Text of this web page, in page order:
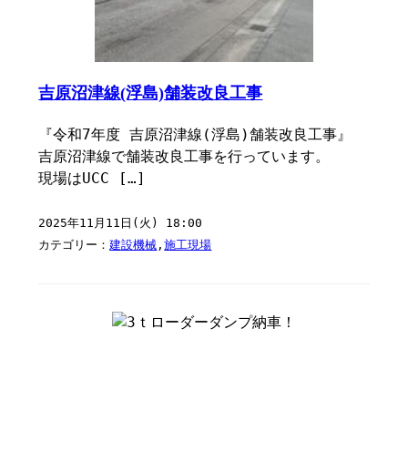
吉原沼津線(浮島)舗装改良工事
『令和7年度 吉原沼津線(浮島)舗装改良工事』 ⁡
吉原沼津線で舗装改良工事を行っています。
現場はUCC […]
2025年11月11日(火) 18:00
カテゴリー：建設機械 ,施工現場